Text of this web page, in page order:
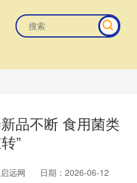
品不断 食用菌类
”
远网
日期：2026-06-12